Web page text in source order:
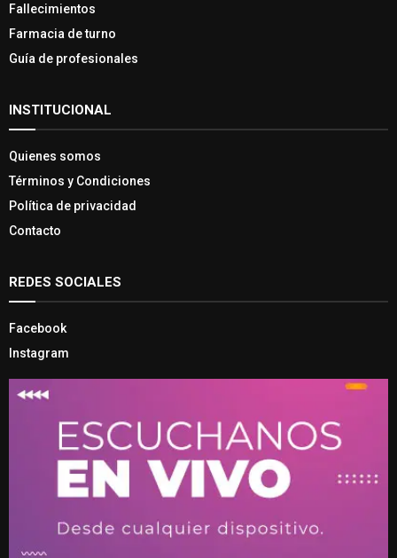
Fallecimientos
Farmacia de turno
Guía de profesionales
INSTITUCIONAL
Quienes somos
Términos y Condiciones
Política de privacidad
Contacto
REDES SOCIALES
Facebook
Instagram